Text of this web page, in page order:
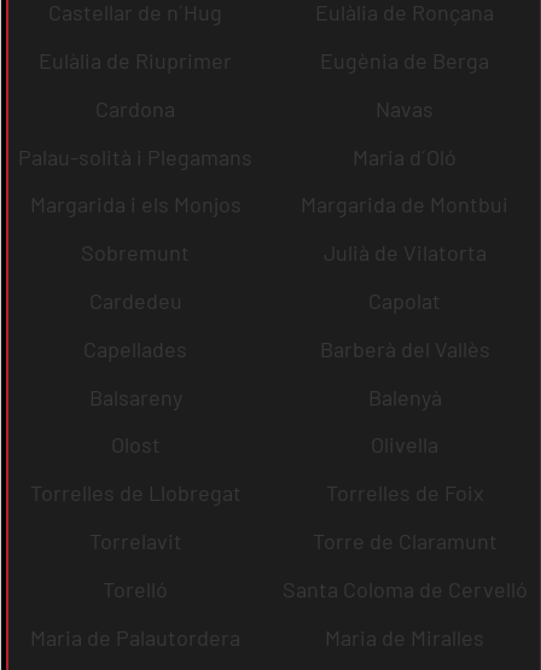
Castellar de n´Hug
Eulàlia de Ronçana
Eulàlia de Riuprimer
Eugènia de Berga
Cardona
Navas
Palau-solità i Plegamans
Maria d´Oló
Margarida i els Monjos
Margarida de Montbui
Sobremunt
Julià de Vilatorta
Cardedeu
Capolat
Capellades
Barberà del Vallès
Balsareny
Balenyà
Olost
Olivella
Torrelles de Llobregat
Torrelles de Foix
Torrelavit
Torre de Claramunt
Torelló
Santa Coloma de Cervelló
Maria de Palautordera
Maria de Miralles